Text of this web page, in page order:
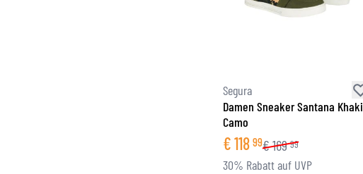
Segura
Damen Sneaker Santana Khaki
Camo
€118 99€169 99
30% Rabatt auf UVP